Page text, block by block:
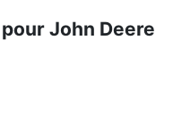
John Deere